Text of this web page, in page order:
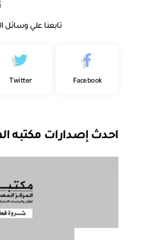
تابعنا علي وسائل
Facebook
Twitter
احدث إصدارات مكتبه